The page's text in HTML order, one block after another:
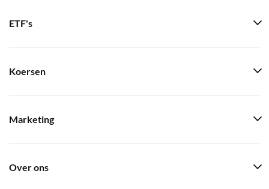
ETF's
Koersen
Marketing
Over ons